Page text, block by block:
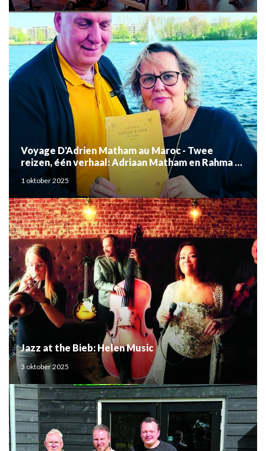
Voyage D'Adrien Matham au Maroc - Twee
reizen, één verhaal: Adriaan Matham en Rahma el
Mouden
1 oktober 2025
Jazz at the Bieb: Helen Music
3 oktober 2025